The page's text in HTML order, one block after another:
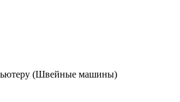
(Швейные машины)